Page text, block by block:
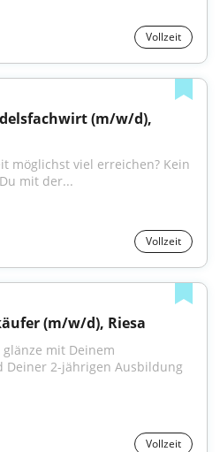
Vollzeit
(m/w/d),
möglichst viel erreichen? Kein
mit der...
Vollzeit
(m/w/d), Riesa
mit Deinem
Deiner 2-jährigen Ausbildung
Vollzeit